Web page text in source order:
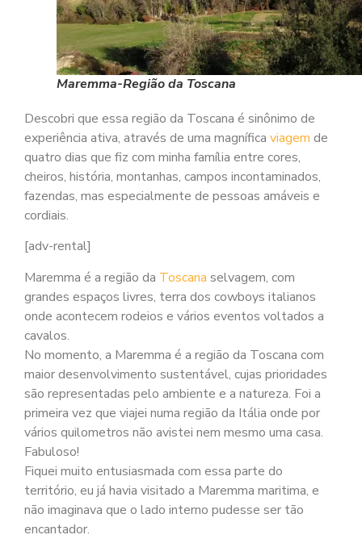
Maremma-Região da Toscana
Descobri que essa região da Toscana é sinônimo de
experiência ativa, através de uma magnífica viagem de
quatro dias que fiz com minha família entre cores,
cheiros, história, montanhas, campos incontaminados,
fazendas, mas especialmente de pessoas amáveis e
cordiais.
[adv-rental]
Maremma é a região da Toscana selvagem, com
grandes espaços livres, terra dos cowboys italianos
onde acontecem rodeios e vários eventos voltados a
cavalos.
No momento, a Maremma é a região da Toscana com
maior desenvolvimento sustentável, cujas prioridades
são representadas pelo ambiente e a natureza. Foi a
primeira vez que viajei numa região da Itália onde por
vários quilometros não avistei nem mesmo uma casa.
Fabuloso!
Fiquei muito entusiasmada com essa parte do
território, eu já havia visitado a Maremma maritima, e
não imaginava que o lado interno pudesse ser tão
encantador.